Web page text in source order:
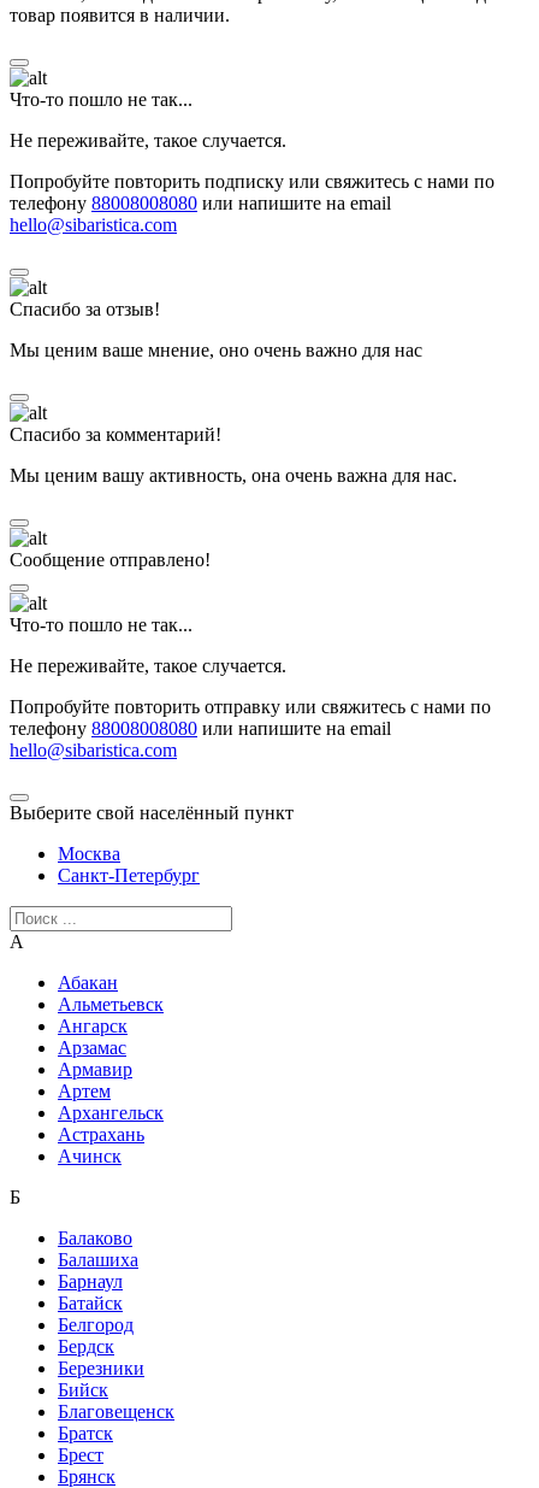
товар появится в наличии.
Что-то пошло не так...
Не переживайте, такое случается.
Попробуйте повторить подписку или свяжитесь с нами по
телефону 88008008080 или напишите на email
hello@sibaristica.com
Спасибо за отзыв!
Мы ценим ваше мнение, оно очень важно для нас
Спасибо за комментарий!
Мы ценим вашу активность, она очень важна для нас.
Сообщение отправлено!
Что-то пошло не так...
Не переживайте, такое случается.
Попробуйте повторить отправку или свяжитесь с нами по
телефону 88008008080 или напишите на email
hello@sibaristica.com
Выберите свой населённый пункт
Москва
Санкт-Петербург
А
Абакан
Альметьевск
Ангарск
Арзамас
Армавир
Артем
Архангельск
Астрахань
Ачинск
Б
Балаково
Балашиха
Барнаул
Батайск
Белгород
Бердск
Березники
Бийск
Благовещенск
Братск
Брест
Брянск